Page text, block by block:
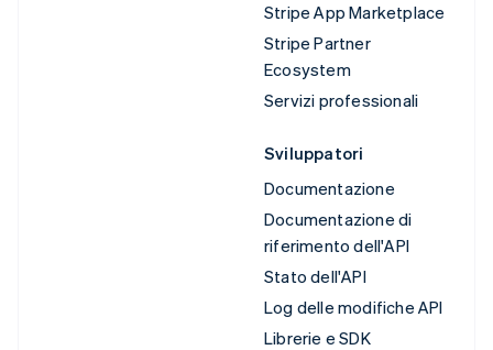
Stripe App Marketplace
Stripe Partner
Ecosystem
Servizi professionali
Sviluppatori
Documentazione
Documentazione di
riferimento dell'API
Stato dell'API
Log delle modifiche API
Librerie e SDK